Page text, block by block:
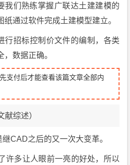
我们熟练掌握广联达土建建模的
通过软件完成土建模型建立。
行招标控制价文件的编制，各类
数据正确。
支付后才能查看该篇文章全部内
献综述）
CAD之后的又一次大变革。
许多让人眼前一亮的好处，所以